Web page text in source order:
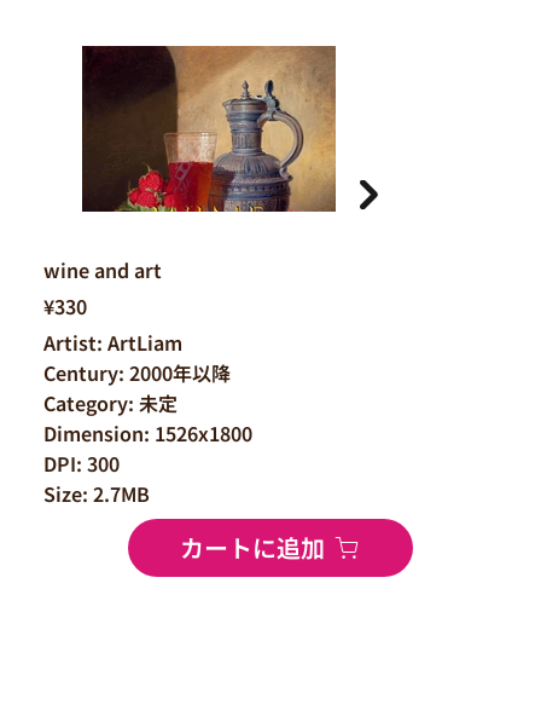
¥330
Artist: ArtLiam
Century: 2000年以降
Category: 未定
Dimension: 1526x1800
DPI: 300
Size: 2.7MB
カートに追加
wine and art